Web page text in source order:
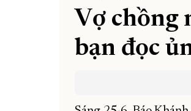
Vợ chồng
bạn đọc